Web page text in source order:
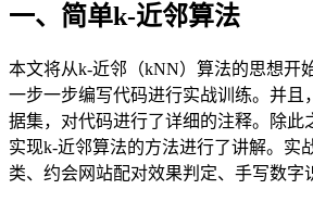
一、简单k-近邻算法
本文将从k-近邻（kNN）算法的思想开
一步一步编写代码进行实战训练。并且
据集，对代码进行了详细的注释。除此
实现k-近邻算法的方法进行了讲解。实
类、约会网站配对效果判定、手写数字